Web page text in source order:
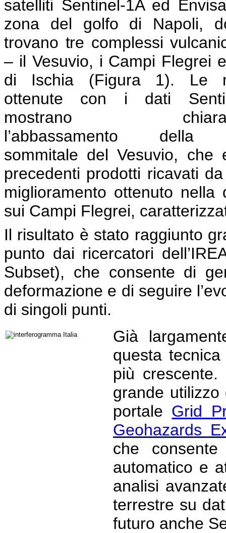
satelliti Sentinel-1A ed
zona del golfo di Napoli,
trovano tre complessi
– il Vesuvio, i Campi Flegrei
di Ischia (Figura 1). Le
ottenute con i dati
mostrano
l’abbassamento della
sommitale del Vesuvio,
precedenti prodotti ricavati
miglioramento ottenuto
sui Campi Flegrei,
Il risultato è stato raggiunto
punto dai ricercatori
Subset), che consente di
deformazione e di seguire
di singoli punti.
Già
questa
più
grande
portale Grid
Geohazards
che
automatico e
analisi
terrestre su
futuro anche